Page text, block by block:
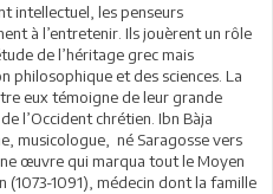
intellectuel, les penseurs
à l’entretenir. Ils jouèrent un rôle
de l’héritage grec mais
philosophique et des sciences. La
eux témoigne de leur grande
l’Occident chrétien. Ibn Bàja
musicologue, né Saragosse vers
œuvre qui marqua tout le Moyen
(1073-1091), médecin dont la famille